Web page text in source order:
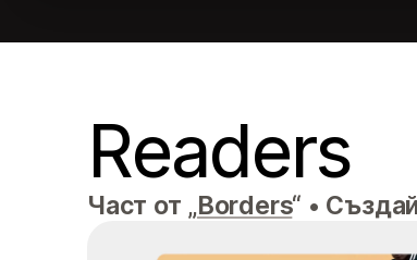
Readers
Част от „Borders“ •